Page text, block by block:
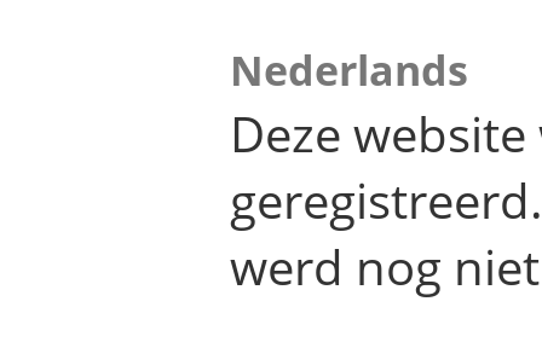
Nederlands
Deze
werd nog